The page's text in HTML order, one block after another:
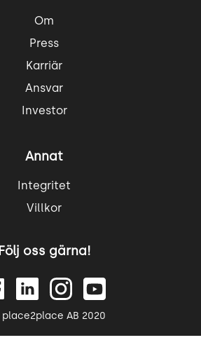
Om
Press
Karriär
Ansvar
Investor
Annat
Integritet
Villkor
Följ oss gärna!
place2place AB 2020